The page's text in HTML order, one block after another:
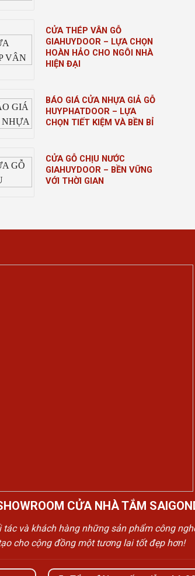
CỬA THÉP VÂN GỖ
GIAHUYDOOR – LỰA CHỌN
HOÀN HẢO CHO NGÔI NHÀ
HIỆN ĐẠI
BÁO GIÁ CỬA NHỰA GIẢ GỖ
HUYPHATDOOR – LỰA
CHỌN TIẾT KIỆM VÀ BỀN BỈ
CỬA GỖ CHỊU NƯỚC
GIAHUYDOOR – BỀN VỮNG
VỚI THỜI GIAN
CỬA NHÀ TẮM
tác và khách hàng những sản phẩm công
cho cộng đồng một tương lai tốt đẹp hơn!